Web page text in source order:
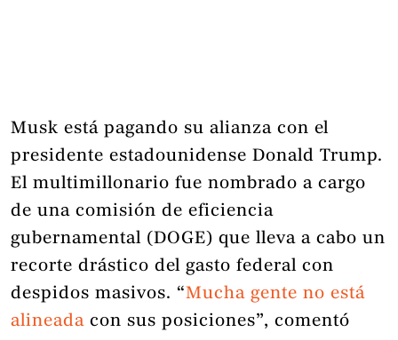
Musk está pagando su alianza con el
presidente estadounidense Donald Trump.
El multimillonario fue nombrado a cargo
de una comisión de eficiencia
gubernamental (DOGE) que lleva a cabo un
recorte drástico del gasto federal con
despidos masivos. “Mucha gente no está
alineada con sus posiciones”, comentó